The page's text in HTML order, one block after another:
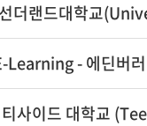
더랜드대학교
Learning - 에딘버
사이드 대학교